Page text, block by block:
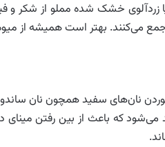
زردآلوی خشک شده مملو از شکر
می‌کنند. بهتر است همیشه از
نان‌های سفید همچون نان
که باعث از بین رفتن مینای